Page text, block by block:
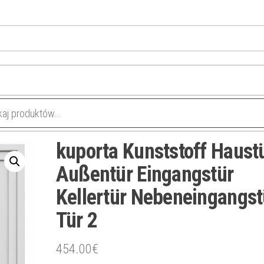
kuporta Kunststoff
Außentür Eingangstür
Kellertür
Tür 2
454.00€